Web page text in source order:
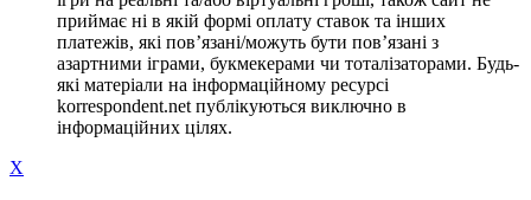
приймає ні в якій формі оплату ставок та інших
платежів, які пов’язані/можуть бути пов’язані з
азартними іграми, букмекерами чи тоталізаторами. Будь-
які матеріали на інформаційному ресурсі
korrespondent.net публікуються виключно в
інформаційних цілях.
X